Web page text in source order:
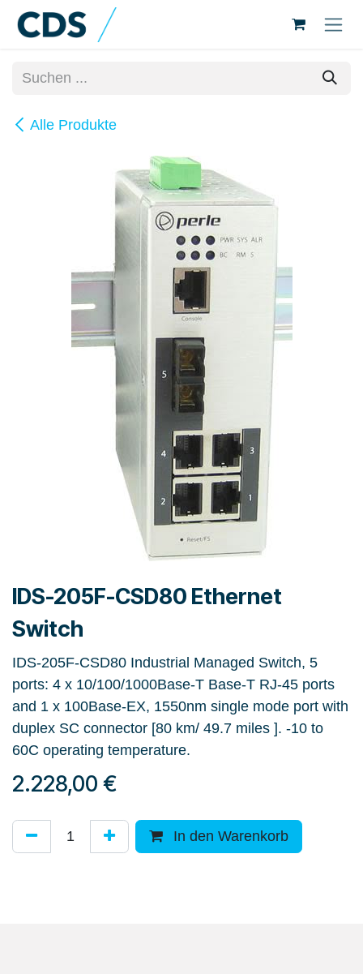
Zum Inhalt springen
Alle Produkte
IDS-205F-CSD80 Ethernet
Switch
IDS-205F-CSD80 Industrial Managed Switch, 5
ports: 4 x 10/100/1000Base-T Base-T RJ-45 ports
and 1 x 100Base-EX, 1550nm single mode port with
duplex SC connector [80 km/ 49.7 miles ]. -10 to
60C operating temperature.
2.228,00 €
In den Warenkorb